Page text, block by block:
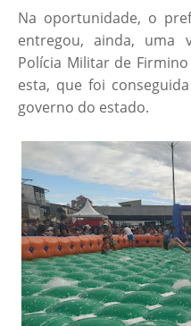
Na oportunidade, o
entregou, ainda, uma
Polícia Militar de
esta, que foi
governo do estado.